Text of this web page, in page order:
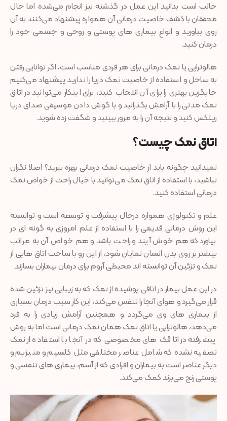
جالب است بدانید این عمل در گذشته نیز انجام می‌شده اما حال
محققان با کشف خاصیت درمانی آن همواره پیشنهاد می‌کنند به آن
روی بیاورید و انواع بیماری های پوستی و روحی و جسمی خود را
درمان کنید.
هالوتراپی یا نمک درمانی برای هر فردی مناسب است، اگر توانایی رفتن
به ساحل و استفاده از خاصیت نمک دریا را ندارید پیشنهاد می‌کنیم
جایگزین بهتری را برای آن انتخاب کنید، برای اینکار می‌توانید در اتاق
نمک مدتی را با آرامش بگذرانید و با گوش دادن موسیقی صدای دریا
ریلکس کنید و نتیجه آن را به مرور ببینید و شگفت زده شوید.
اتاق نمک چیست؟
نمیدانید چگونه باید از خاصیت نمک درمانی بهره ببرید؟ اصلا نگران
نباشید، با استفاده از اتاق نمک می‌توانید با خیال راحت از خواص نمک
درمانی استفاده کنید.
علم و تکنولوژی همواره درحال پیشرفت و توسعه است و توانسته
این روش درمانی قدیمی را با استفاده از علم امروزی به گونه ای در
بیاورد که هم خوش آیند و راحت باشد و هم خواص آن به مراتب
بیشتر بر روی بدن انسان نمایان شود، از این رو با ساخت اتاق هایی از
نمک و تزئین آن توانسته اند محیطی آروم برای درمان بیماران بسازند.
در این عمل بیمار در اتاقی پوشیده از نمک که به زیبایی نیز تزئین شده
قرار می‌گیرد و هوای آنجا را تنفس می‌کند، این کار سبب درمان بسیاری
از بیماری های وی می‌گردد و همچنین آرامش زیادی را به فرد
می‌دهد، هالوتراپی یا اتاق نمک همان نمک درمانی است اما به روش
پیشرفته در اتاقک های مخصوصی که در آنجا با استفاده از نمک
تصفیه نشده که شامل عناصر مختلفی مثل کلسیم و منیزیم و
دیگر عناصر است به بیماران و افرادی که از آسم، بیماری های تنفسی و
پوستی رنج می‌برند کمک می‌کند.